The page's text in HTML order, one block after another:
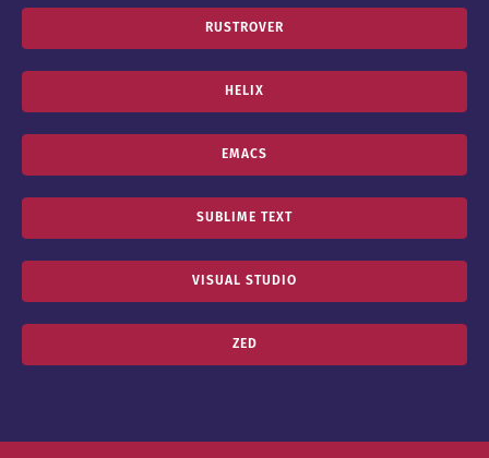
RUSTROVER
HELIX
EMACS
SUBLIME TEXT
VISUAL STUDIO
ZED